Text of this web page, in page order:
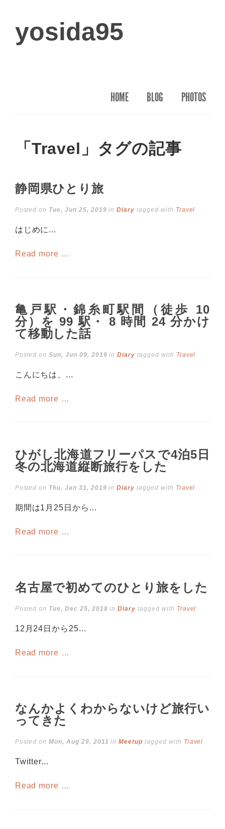
yosida95
HOME BLOG PHOTOS
「Travel」タグの記事
静岡県ひとり旅
Posted on Tue, Jun 25, 2019 inDiary tagged with Travel
はじめに...
Read more …
亀戸駅・錦糸町駅間（徒歩 10
分）を 99 駅・ 8 時間 24 分かけ
て移動した話
Posted onSun, Jun 09, 2019 inDiary tagged with Travel
こんにちは、...
Read more …
ひがし北海道フリーパスで4泊5日
冬の北海道縦断旅行をした
Posted on Thu, Jan 31, 2019 inDiary tagged with Travel
期間は1月25日から...
Read more …
名古屋で初めてのひとり旅をした
Posted on Tue, Dec 25, 2018 inDiary tagged with Travel
12月24日から25...
Read more …
なんかよくわからないけど旅行い
ってきた
Posted onMon, Aug 29, 2011 inMeetup tagged with Travel
Twitter...
Read more …